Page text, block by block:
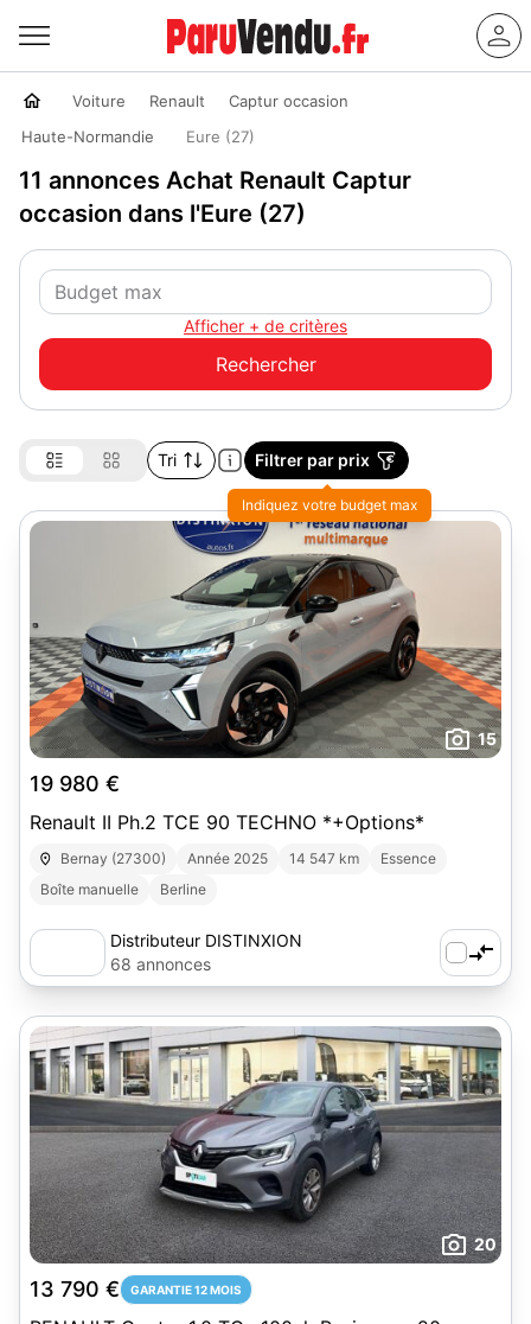
Voiture Renault
Captur occasion
Haute-Normandie
Eure (27)
11 annonces Achat Renault Captur
occasion dans l'Eure (27)
Afficher + de critères
Tri Filtrer par prix
Indiquez votre budget max
15
19 980 €
Renault II Ph.2 TCE 90 TECHNO *+Options*
Bernay (27300) Année 2025 14 547 km
Essence
Boîte manuelle
Berline
Distributeur DISTINXION
68 annonces
20
13 790 € GARANTIE 12 MOIS